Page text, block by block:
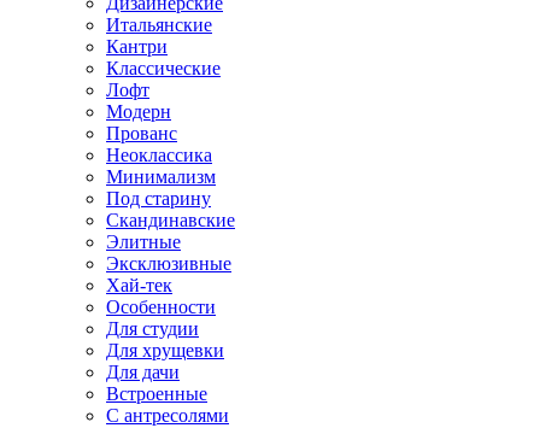
Итальянские
Кантри
Классические
Лофт
Модерн
Прованс
Неоклассика
Минимализм
Под старину
Скандинавские
Элитные
Эксклюзивные
Хай-тек
Особенности
Для студии
Для хрущевки
Для дачи
Встроенные
С антресолями